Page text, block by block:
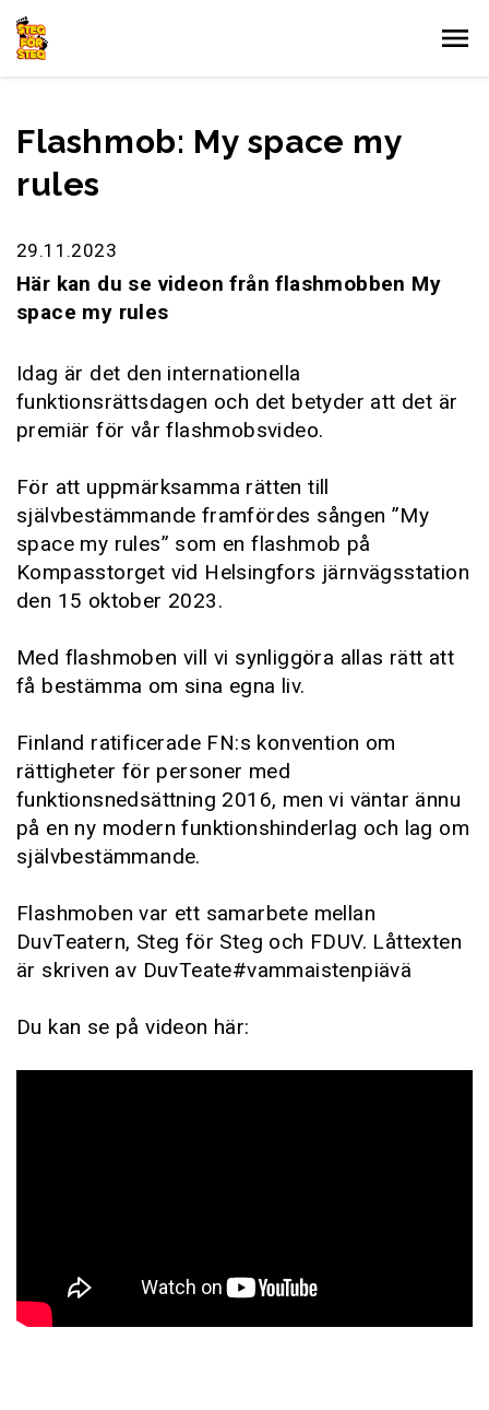
Gå till innehållet
Flashmob: My space my
rules
29.11.2023
Här kan du se videon från flashmobben My
space my rules
Idag är det den internationella
funktionsrättsdagen och det betyder att det är
premiär för vår flashmobsvideo.
För att uppmärksamma rätten till
självbestämmande framfördes sången ”My
space my rules” som en flashmob på
Kompasstorget vid Helsingfors järnvägsstation
den 15 oktober 2023.
Med flashmoben vill vi synliggöra allas rätt att
få bestämma om sina egna liv.
Finland ratificerade FN:s konvention om
rättigheter för personer med
funktionsnedsättning 2016, men vi väntar ännu
på en ny modern funktionshinderlag och lag om
självbestämmande.
Flashmoben var ett samarbete mellan
DuvTeatern, Steg för Steg och FDUV. Låttexten
är skriven av DuvTeate#vammaistenpiävä
Du kan se på videon här: